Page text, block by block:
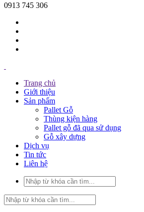
0913 745 306
Trang chủ
Giới thiệu
Sản phẩm
Pallet Gỗ
Thùng kiện hàng
Pallet gỗ đã qua sử dụng
Gỗ xây dựng
Dịch vụ
Tin tức
Liên hệ